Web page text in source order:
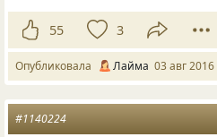
55 3
Опубликовала Лайма 03 авг 2016
#1140224